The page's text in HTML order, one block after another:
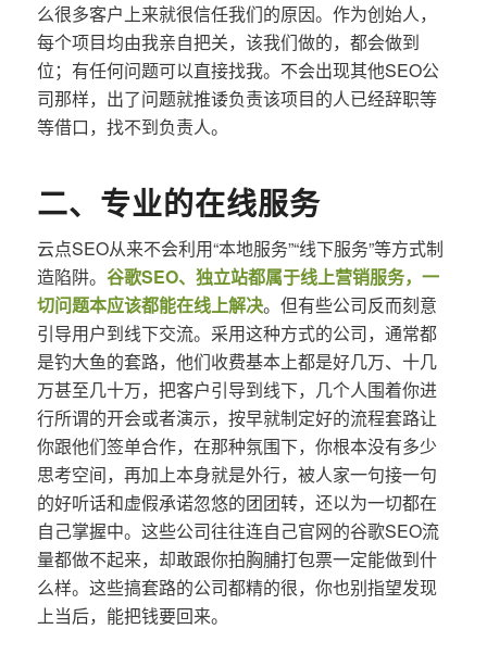
么很多客户上来就很信任我们的原因。作为创始人，
每个项目均由我亲自把关，该我们做的，都会做到
位；有任何问题可以直接找我。不会出现其他SEO公
司那样，出了问题就推诿负责该项目的人已经辞职等
等借口，找不到负责人。
二、专业的在线服务
云点SEO从来不会利用“本地服务”“线下服务”等方式制
造陷阱。 谷歌SEO、独立站都属于线上营销服务，一
切问题本应该都能在线上解决。但有些公司反而刻意
引导用户到线下交流。采用这种方式的公司，通常都
是钓大鱼的套路，他们收费基本上都是好几万、十几
万甚至几十万，把客户引导到线下，几个人围着你进
行所谓的开会或者演示，按早就制定好的流程套路让
你跟他们签单合作，在那种氛围下，你根本没有多少
思考空间，再加上本身就是外行，被人家一句接一句
的好听话和虚假承诺忽悠的团团转，还以为一切都在
自己掌握中。这些公司往往连自己官网的谷歌SEO流
量都做不起来，却敢跟你拍胸脯打包票一定能做到什
么样。这些搞套路的公司都精的很，你也别指望发现
上当后，能把钱要回来。